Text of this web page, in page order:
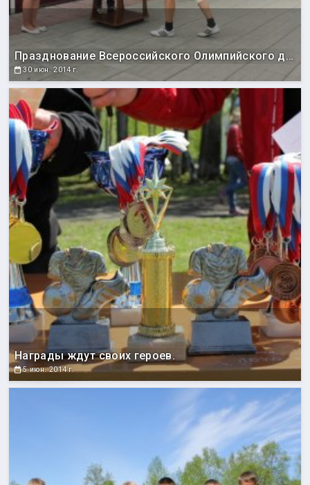
Празднование Всероссийского Олимпийского дня
30 июн. 2014 г.
Награды ждут своих героев.
5 июн. 2014 г.